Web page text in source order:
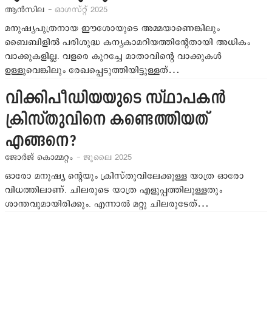
ആന്‍സില - ഓഗസ്റ്റ് 2025
മനുഷ്യപുത്രനായ ഈശോയുടെ അമ്മയാണെങ്കിലും
ബൈബിളില്‍ പരിശുദ്ധ കന്യകാമറിയത്തിന്റേതായി അധികം
വാക്കുകളില്ല. വളരെ കുറച്ചേ മാതാവിന്റെ വാക്കുകള്‍
ഉള്ളുവെങ്കിലും രേഖപ്പെടുത്തിയിട്ടുള്ളത്…
വിക്കിപീഡിയയുടെ സ്ഥാപകന്‍
ക്രിസ്തുവിനെ കണ്ടെത്തിയത്
എങ്ങനെ?
ജോര്‍ജ് കൊമ്മറ്റം - ജൂലൈ 2025
ഓരോ മനുഷ്യ ന്‍റെയും ക്രിസ്തുവിലേക്കുള്ള യാത്ര ഓരോ
വിധത്തിലാണ്. ചിലരുടെ യാത്ര എളുപ്പത്തിലുള്ളതും
ശാന്തവുമായിരിക്കും. എന്നാല്‍ മറ്റു ചിലരുടേത്…